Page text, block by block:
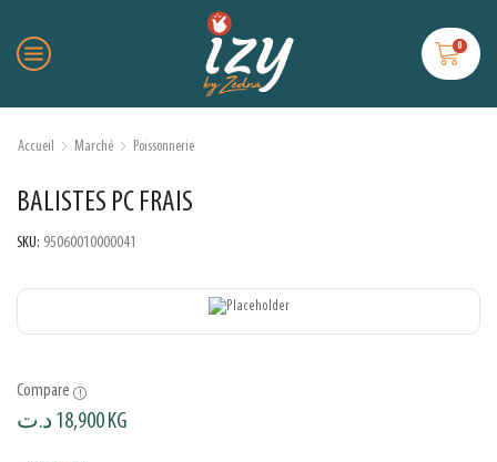
0
Accueil Marché Poissonnerie
BALISTES PC FRAIS
SKU: 95060010000041
Compare
18,900د.ت KG